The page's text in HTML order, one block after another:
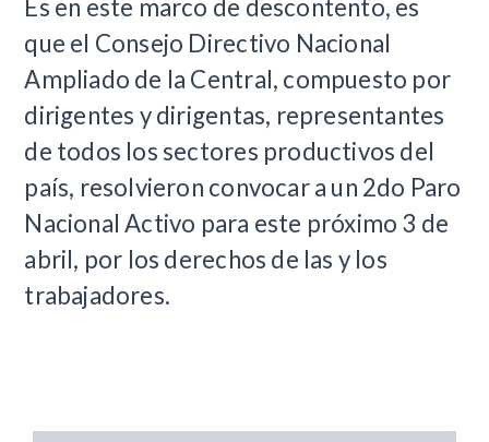
Es en este marco de descontento, es
que el Consejo Directivo Nacional
Ampliado de la Central, compuesto por
dirigentes y dirigentas, representantes
de todos los sectores productivos del
país, resolvieron convocar a un 2do Paro
Nacional Activo para este próximo 3 de
abril, por los derechos de las y los
trabajadores.